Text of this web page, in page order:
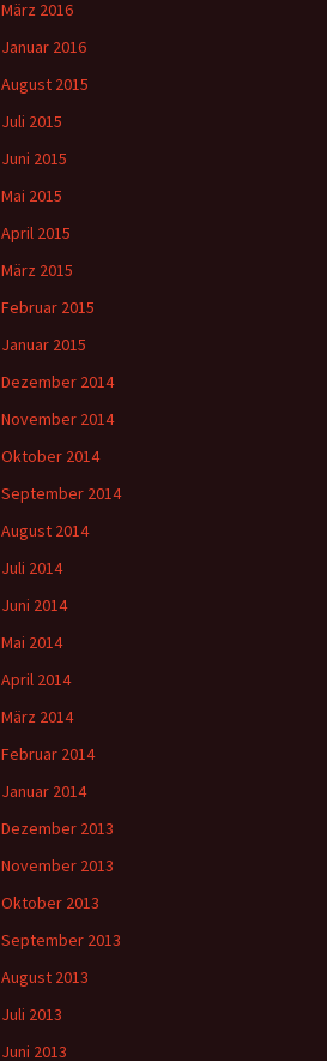
März 2016
Januar 2016
August 2015
Juli 2015
Juni 2015
Mai 2015
April 2015
März 2015
Februar 2015
Januar 2015
Dezember 2014
November 2014
Oktober 2014
September 2014
August 2014
Juli 2014
Juni 2014
Mai 2014
April 2014
März 2014
Februar 2014
Januar 2014
Dezember 2013
November 2013
Oktober 2013
September 2013
August 2013
Juli 2013
Juni 2013